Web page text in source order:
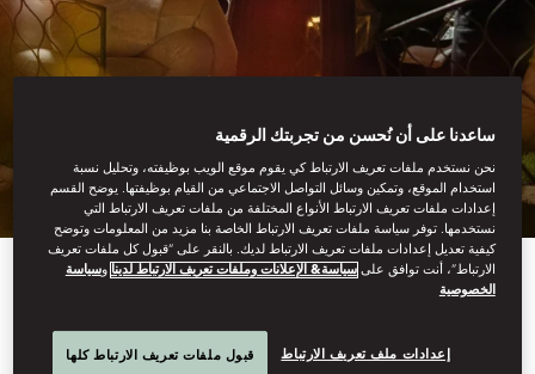
تجربة الملاذ تحت ضوء
ساعدنا على أن نُحسن من تجربتك الرقمية
نحن نستخدم ملفات تعريف الارتباط كي يقوم موقع الويب بوظيفته، وتحليل نسبة
استخدام الموقع، وتمكين وسائل التواصل الاجتماعي من القيام بوظيفتها. يوضح القسم
إعدادات ملفات تعريف الارتباط الأنواع المختلفة من ملفات تعريف الارتباط التي
نستخدمها. توفر سياسة ملفات تعريف الارتباط الخاصة بنا مزيد من المعلومات وتوضح
كيفية تعديل إعدادات ملفات تعريف الارتباط لديك. بالنقر على “قبول كل ملفات تعريف
الارتباط”، أنت توافق علىسياسة& الإعلانات وملفات تعريف الارتباط لدينا وسياسة
الخصوصية
إعدادات ملف تعريف الارتباط قبول ملفات تعريف الارتباط كلها